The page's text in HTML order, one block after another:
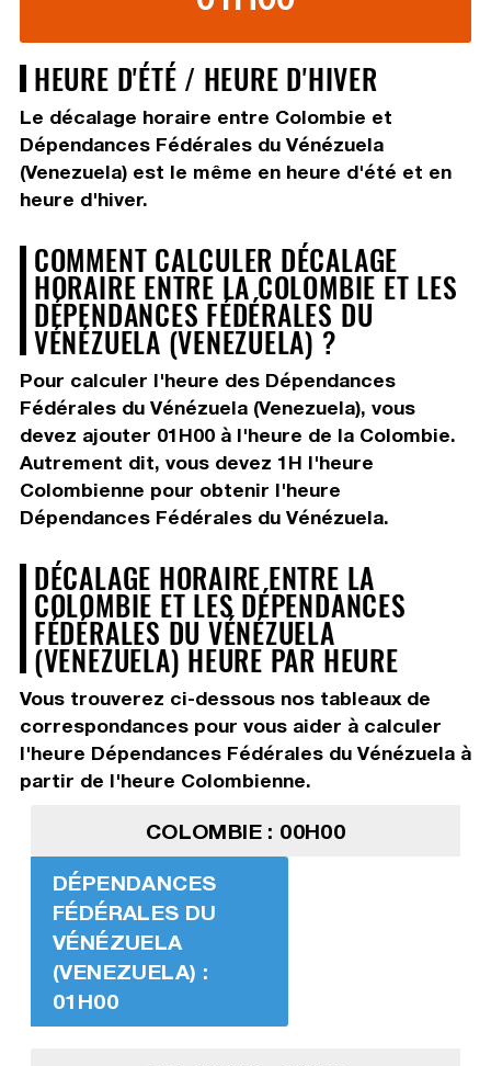
HEURE D'ÉTÉ / HEURE D'HIVER
Le décalage horaire entre Colombie et
Dépendances Fédérales du Vénézuela
(Venezuela) est le même en heure d'été et en
heure d'hiver.
COMMENT CALCULER DÉCALAGE
HORAIRE ENTRE LA COLOMBIE ET LES
DÉPENDANCES FÉDÉRALES DU
VÉNÉZUELA (VENEZUELA) ?
Pour calculer l'heure des Dépendances
Fédérales du Vénézuela (Venezuela), vous
devez ajouter 01H00à l'heure de la Colombie.
Autrement dit, vous devez 1H l'heure
Colombienne pour obtenir l'heure
Dépendances Fédérales du Vénézuela.
DÉCALAGE HORAIRE ENTRE LA
COLOMBIE ET LES DÉPENDANCES
FÉDÉRALES DU VÉNÉZUELA
(VENEZUELA) HEURE PAR HEURE
Vous trouverez ci-dessous nos tableaux de
correspondances pour vous aider à calculer
l'heure Dépendances Fédérales du Vénézuela à
partir de l'heure Colombienne.
COLOMBIE : 00H00
DÉPENDANCES
FÉDÉRALES DU
VÉNÉZUELA
(VENEZUELA) :
01H00